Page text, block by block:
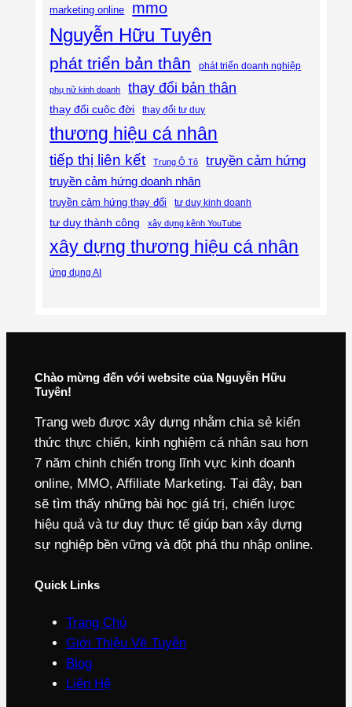
marketing online mmo
Nguyễn Hữu Tuyên
phát triển bản thân phát triển doanh nghiệp
phụ nữ kinh doanh thay đổi bản thân
thay đổi cuộc đời thay đổi tư duy
thương hiệu cá nhân
tiếp thị liên kết Trung Ô Tô truyền cảm hứng
truyền cảm hứng doanh nhân
truyền cảm hứng thay đổi tư duy kinh doanh
tư duy thành công xây dựng kênh YouTube
xây dựng thương hiệu cá nhân
ứng dụng AI
Chào mừng đến với website của Nguyễn Hữu
Tuyên!
Trang web được xây dựng nhằm chia sẻ kiến
thức thực chiến, kinh nghiệm cá nhân sau hơn
7 năm chinh chiến trong lĩnh vực kinh doanh
online, MMO, Affiliate Marketing. Tại đây, bạn
sẽ tìm thấy những bài học giá trị, chiến lược
hiệu quả và tư duy thực tế giúp bạn xây dựng
sự nghiệp bền vững và đột phá thu nhập online.
Quick Links
Trang Chủ
Giới Thiệu Về Tuyên
Blog
Liên Hệ